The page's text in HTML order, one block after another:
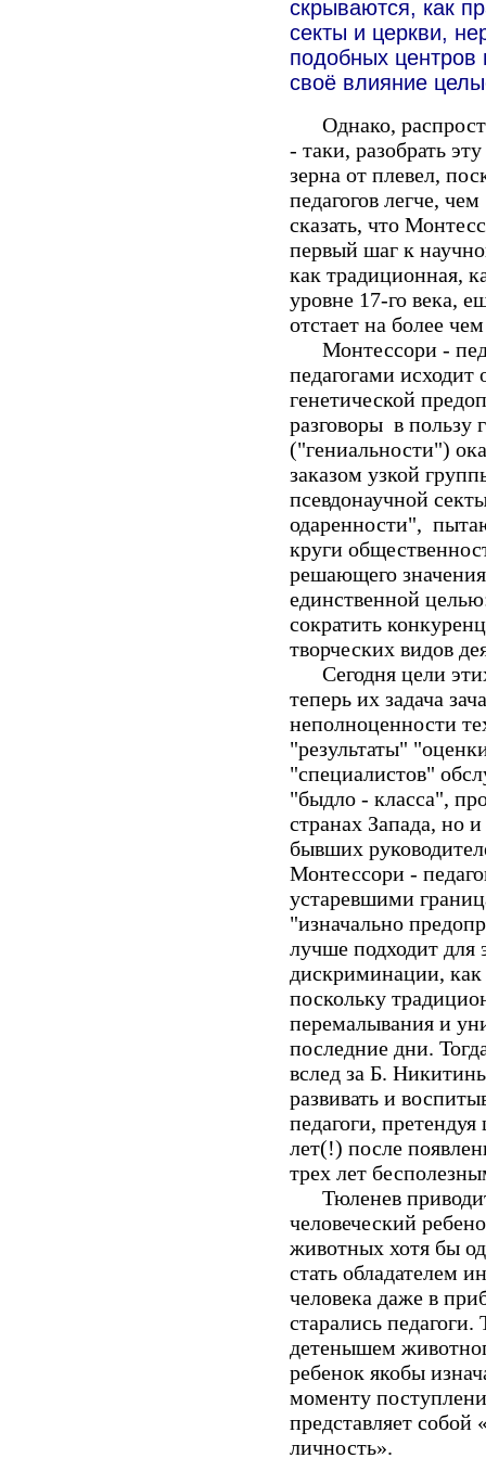
скрываются, как
секты и церкви,
подобных
своё влияние
Однако,
- таки, разобрать
зерна от плевел,
педагогов легче,
сказать, что
первый шаг к
как традиционная,
уровне 17-го века,
отстает на более
Монтессори -
педагогами исходит
генетической
разговоры в пользу
("гениальности")
заказом узкой
псевдонаучной
одаренности",
круги
решающего
единственной
сократить
творческих видов
Сегодня цели
теперь их задача
неполноценности
"результаты"
"специалистов"
"быдло - класса",
странах Запада, но
бывших
Монтессори -
устаревшими
"изначально
лучше подходит для
дискриминации,
поскольку
перемалывания и
последние дни.
вслед за Б.
развивать и
педагоги,
лет(!) после
трех лет
Тюленев
человеческий
животных хотя бы
стать обладателем
человека даже в
старались педагоги.
детенышем
ребенок якобы
моменту
представляет
личность».